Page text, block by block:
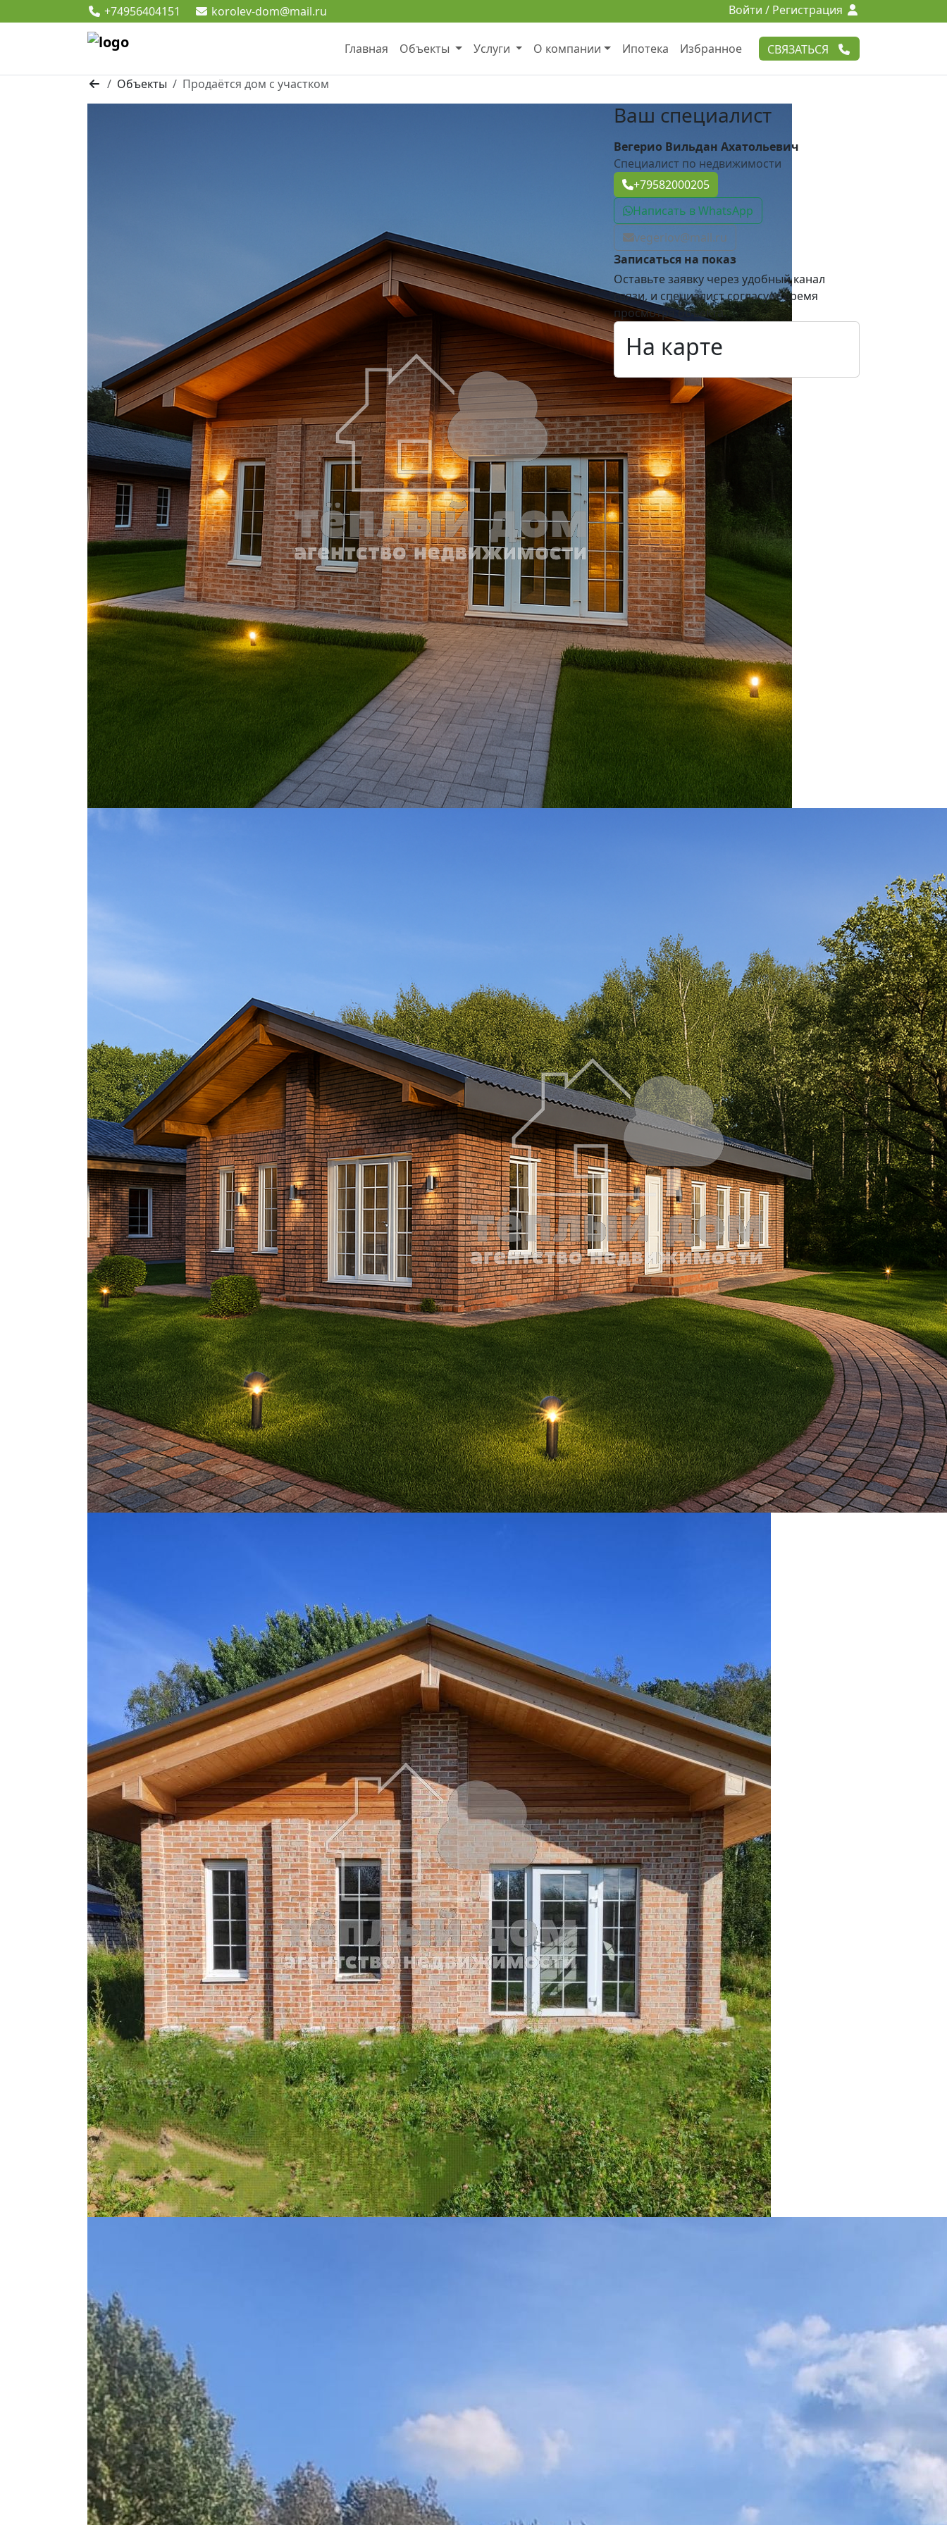
+74956404151 korolev-dom@mail.ru Войти / Регистрация
Главная Объекты Услуги О компании Ипотека Избранное СВЯЗАТЬСЯ
Объекты Продаётся дом с участком
Ваш специалист
Вегерио Вильдан Ахатольевич
Специалист по недвижимости
+79582000205
Написать в WhatsApp
vegeriov@mail.ru
Записаться на показ
Оставьте заявку через удобный канал
связи, и специалист согласует время
просмотра объекта.
На карте